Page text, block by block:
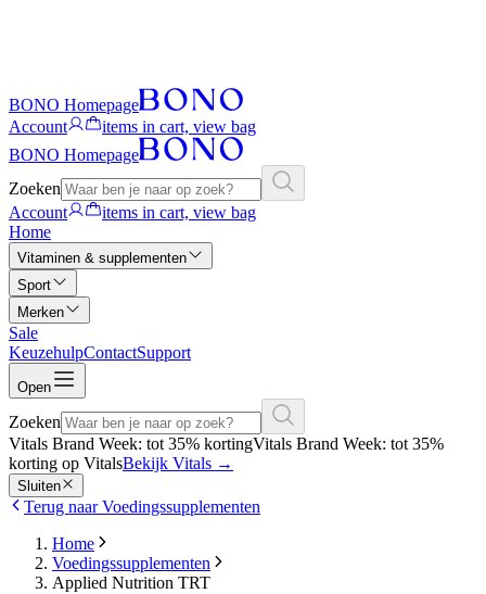
BONO Homepage
Account
items in cart, view bag
BONO Homepage
Zoeken
Account
items in cart, view bag
Home
Vitaminen & supplementen
Sport
Merken
Sale
KeuzehulpContactSupport
Open
Zoeken
Vitals Brand Week: tot 35% kortingVitals Brand Week: tot 35%
korting op VitalsBekijk Vitals →
Sluiten
Terug naar Voedingssupplementen
Home
Voedingssupplementen
Applied Nutrition TRT